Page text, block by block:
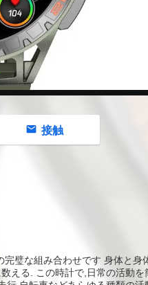
接触
璧な組み合わせです 身体と身
える. この時計で,日常の活動を